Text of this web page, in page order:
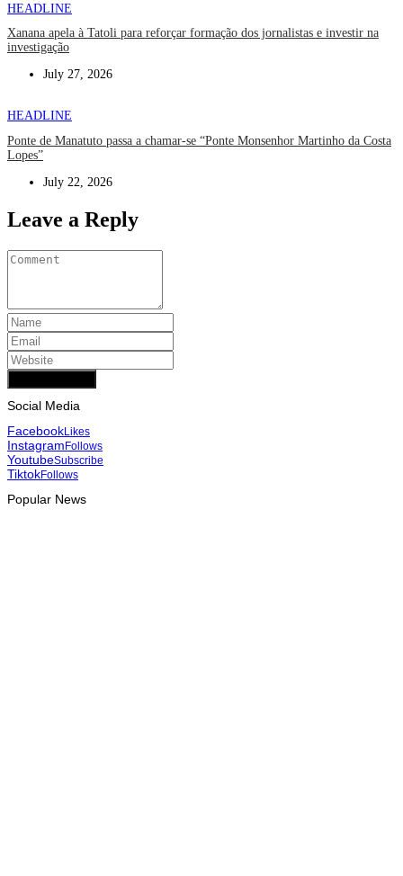
HEADLINE
Xanana apela à Tatoli para reforçar formação dos jornalistas e investir na
investigação
July 27, 2026
HEADLINE
Ponte de Manatuto passa a chamar-se “Ponte Monsenhor Martinho da Costa
Lopes”
July 22, 2026
Leave a Reply
Social Media
FacebookLikes
InstagramFollows
YoutubeSubscribe
TiktokFollows
Popular News